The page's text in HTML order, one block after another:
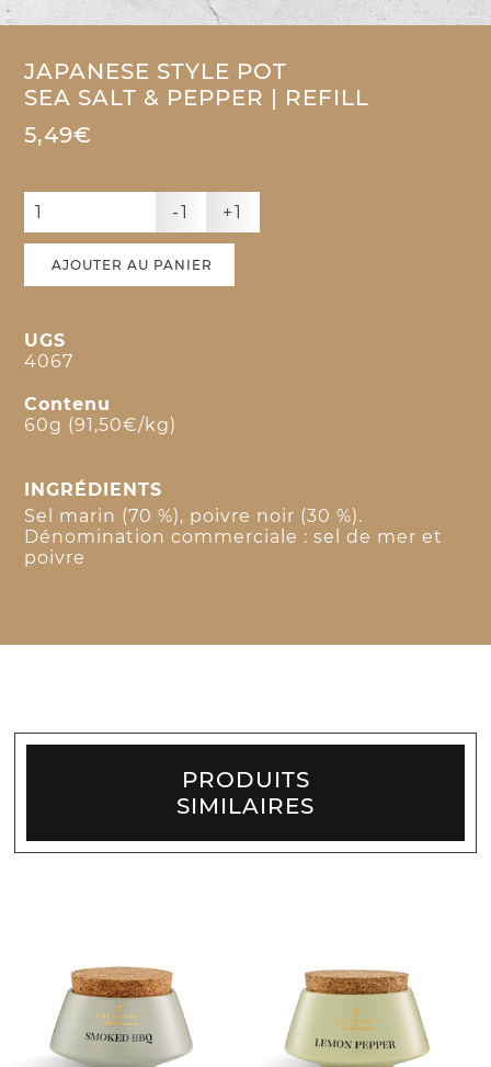
JAPANESE STYLE POT
SEA SALT & PEPPER | REFILL
5,49€
-1 +1
AJOUTER AU PANIER
UGS
4067
Contenu
60g (91,50€/kg)
INGRÉDIENTS
Sel marin (70 %), poivre noir (30 %).
Dénomination commerciale : sel de mer et
poivre
PRODUITS
SIMILAIRES